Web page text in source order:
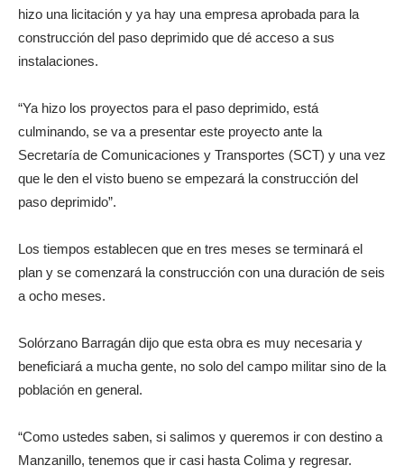
hizo una licitación y ya hay una empresa aprobada para la
construcción del paso deprimido que dé acceso a sus
instalaciones.
“Ya hizo los proyectos para el paso deprimido, está
culminando, se va a presentar este proyecto ante la
Secretaría de Comunicaciones y Transportes (SCT) y una vez
que le den el visto bueno se empezará la construcción del
paso deprimido”.
Los tiempos establecen que en tres meses se terminará el
plan y se comenzará la construcción con una duración de seis
a ocho meses.
Solórzano Barragán dijo que esta obra es muy necesaria y
beneficiará a mucha gente, no solo del campo militar sino de la
población en general.
“Como ustedes saben, si salimos y queremos ir con destino a
Manzanillo, tenemos que ir casi hasta Colima y regresar.